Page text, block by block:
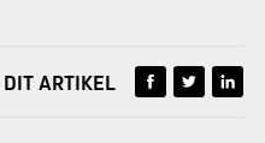
ARTIKEL